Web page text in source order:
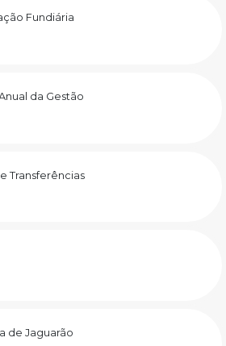
Fundiária
da Gestão
Transferências
de Jaguarão